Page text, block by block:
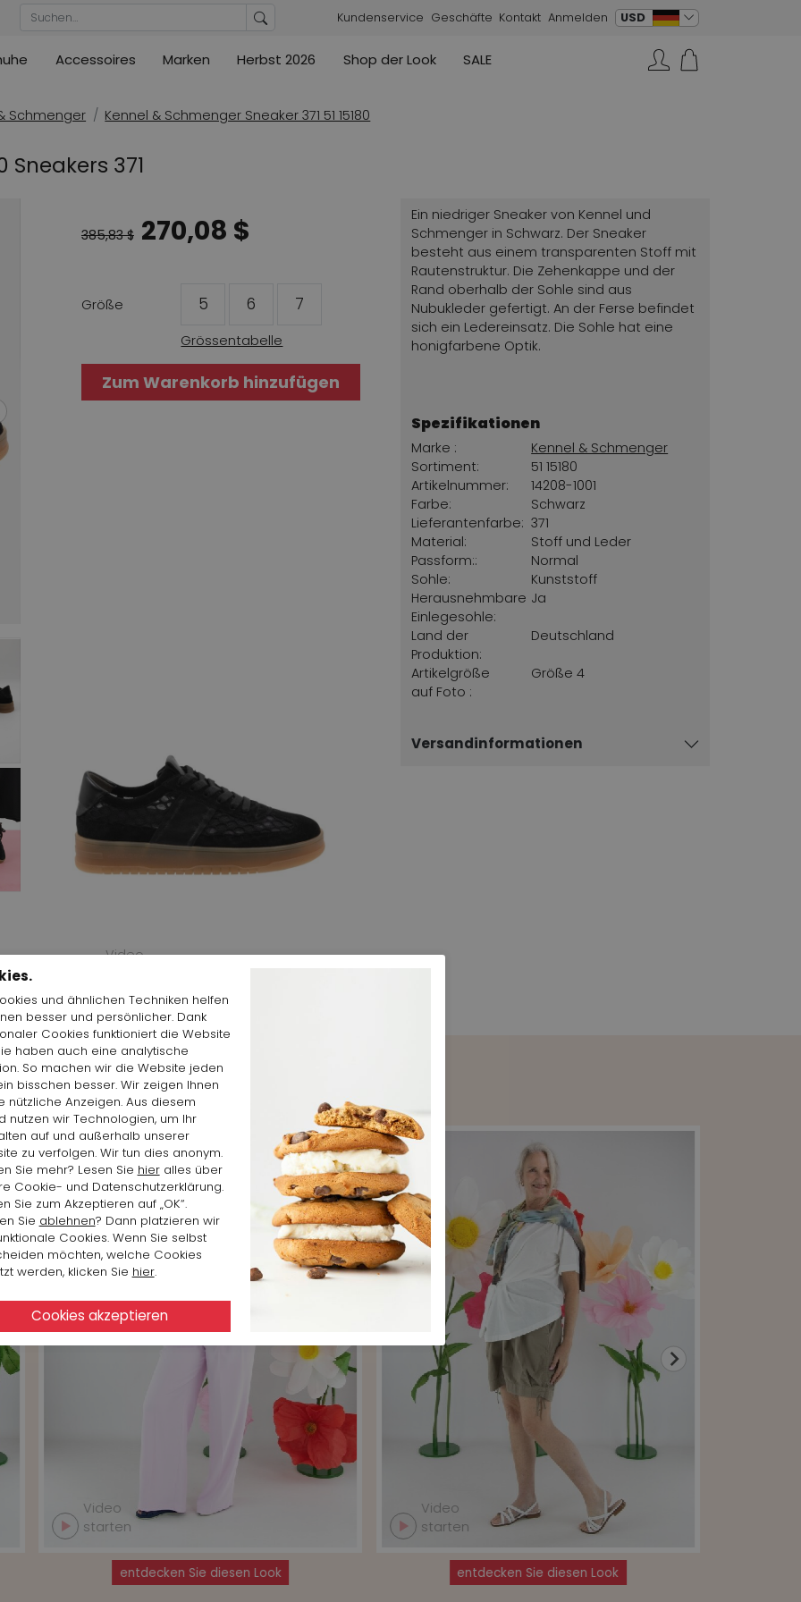
Kundenservice Geschäfte Kontakt Anmelden USD Sprache ändern
Mäntel / Jacken
Accessoires
Marken
Cambio
AGL
Herbst 2026
Cambio
Shop der Look
SALE
High
Arche
Marc Cain
Schmenger Kennel & Schmenger Sneaker 371 51 15180
Sneakers 371
385,83 $ 270,08 $
Größe 5 6 7
Grössentabelle
Zum Warenkorb hinzufügen
Video
Ein niedriger Sneaker von Kennel und
Schmenger in Schwarz. Der Sneaker
besteht aus einem transparenten Stoff mit
Rautenstruktur. Die Zehenkappe und der
Rand oberhalb der Sohle sind aus
Nubukleder gefertigt. An der Ferse befindet
sich ein Ledereinsatz. Die Sohle hat eine
honigfarbene Optik.
Spezifikationen
Marke :
Kennel & Schmenger
Sortiment:
51 15180
Artikelnummer:
14208-1001
Farbe:
Schwarz
Lieferantenfarbe: 371
Material:
Stoff und Leder
Passform::
Normal
Sohle:
Kunststoff
Herausnehmbare
Einlegesohle:
Ja
Land der
Produktion:
Deutschland
Artikelgröße
auf Foto :
Größe 4
Versandinformationen
Shop the Look
Video
starten
entdecken Sie diesen Look
Video
starten
entdecken Sie diesen Look
und ähnlichen Techniken helfen
besser und persönlicher. Dank
Cookies funktioniert die Website
haben auch eine analytische
So machen wir die Website jeden
bisschen besser. Wir zeigen Ihnen
nützliche Anzeigen. Aus diesem
nutzen wir Technologien, um Ihr
auf und außerhalb unserer
zu verfolgen. Wir tun dies anonym.
Sie mehr? Lesen Sie hieralles über
Cookie- und Datenschutzerklärung.
Sie zum Akzeptieren auf „OK“.
Sie ablehnen? Dann platzieren wir
Cookies. Wenn Sie selbst
möchten, welche Cookies
werden, klicken Sie hier.